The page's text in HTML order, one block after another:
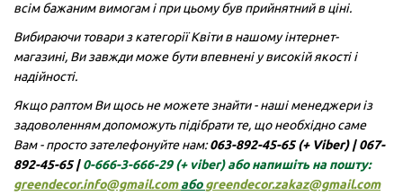
всім бажаним вимогам і при цьому був прийнятний в ціні.
Вибираючи товари з категорії Квіти в нашому інтернет-
магазині, Ви завжди може бути впевнені у високій якості і
надійності.
Якщо раптом Ви щось не можете знайти - наші менеджери із
задоволенням допоможуть підібрати те, що необхідно саме
Вам - просто зателефонуйте нам:063-892-45-65 (+ Viber)|067-
892-45-65 |0-666-3-666-29(+ viber)або напишіть на пошту:
greendecor.info@gmail.comабоgreendecor.zakaz@gmail.com